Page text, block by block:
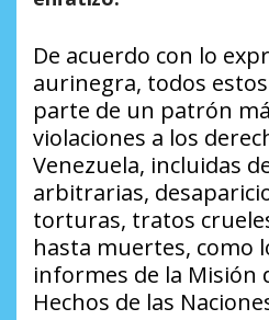
De acuerdo con lo
aurinegra, todos
parte de un patrón
violaciones a los
Venezuela, incluidas
arbitrarias,
torturas, tratos
hasta muertes, como
informes de la Misión
Hechos de las